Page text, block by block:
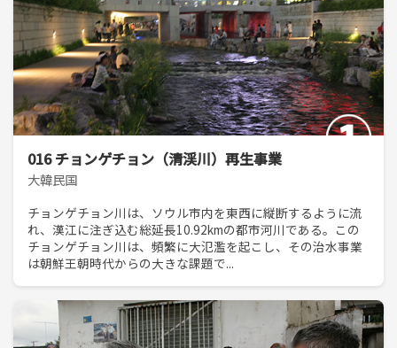
016 チョンゲチョン（清渓川）再生事業
大韓民国
チョンゲチョン川は、ソウル市内を東西に縦断するように流
れ、漢江に注ぎ込む総延長10.92kmの都市河川である。この
チョンゲチョン川は、頻繁に大氾濫を起こし、その治水事業
は朝鮮王朝時代からの大きな課題で...